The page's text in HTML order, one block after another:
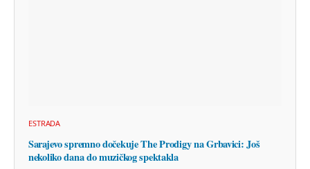
ESTRADA
Sarajevo spremno dočekuje The Prodigy na Grbavici: Još
nekoliko dana do muzičkog spektakla